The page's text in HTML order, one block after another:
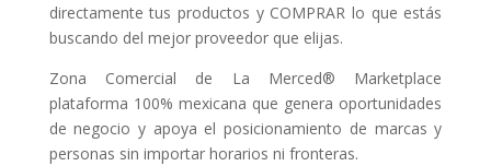
directamente tus productos y COMPRAR lo que estás
buscando del mejor proveedor que elijas.
Zona Comercial de La Merced® Marketplace
plataforma 100% mexicana que genera oportunidades
de negocio y apoya el posicionamiento de marcas y
personas sin importar horarios ni fronteras.